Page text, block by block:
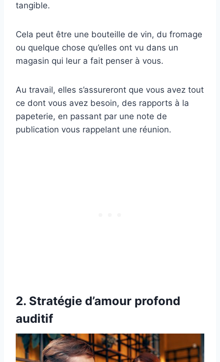
tangible.
Cela peut être une bouteille de vin, du fromage
ou quelque chose qu’elles ont vu dans un
magasin qui leur a fait penser à vous.
Au travail, elles s’assureront que vous avez tout
ce dont vous avez besoin, des rapports à la
papeterie, en passant par une note de
publication vous rappelant une réunion.
2. Stratégie d’amour profond
auditif